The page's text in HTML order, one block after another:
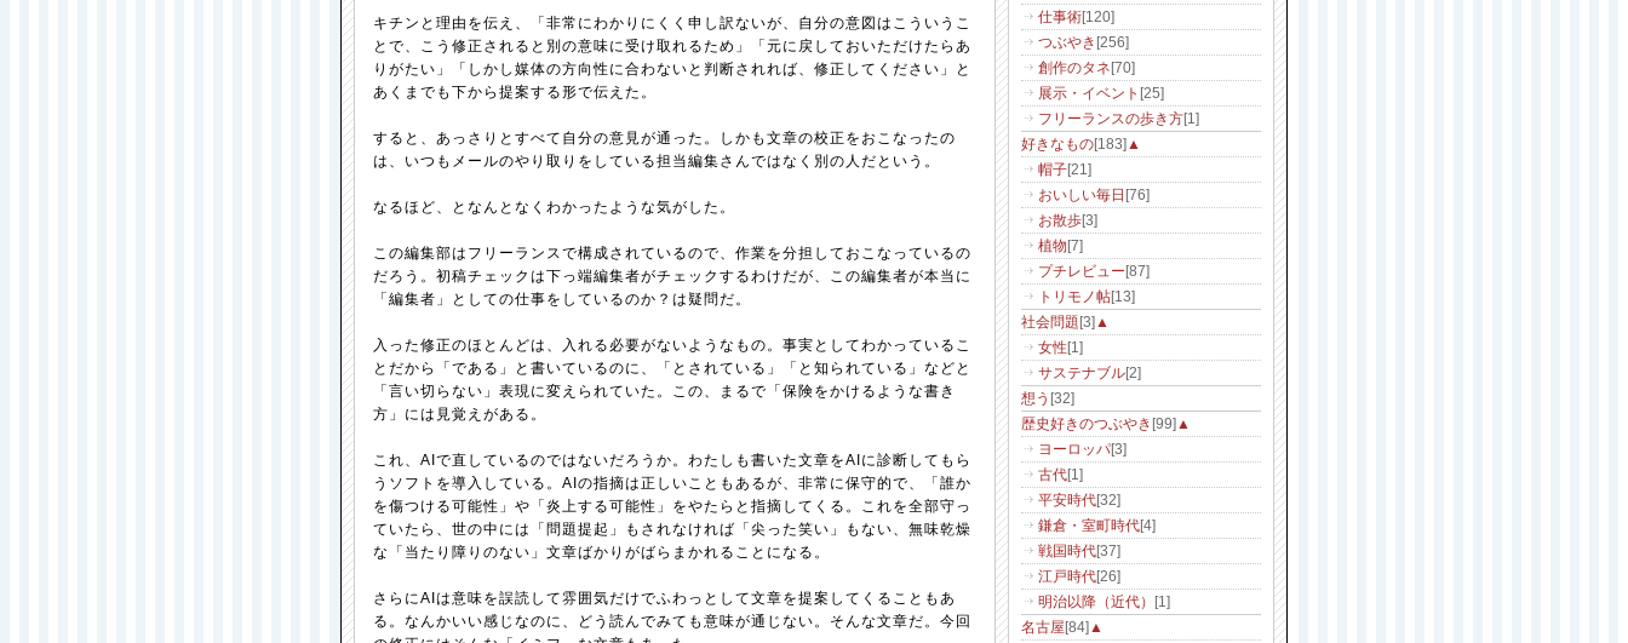
キチンと理由を伝え、「非常にわかりにくく申し訳ないが、自分の意図はこういうこ
とで、こう修正されると別の意味に受け取れるため」「元に戻しておいただけたらあ
りがたい」「しかし媒体の方向性に合わないと判断されれば、修正してください」と
あくまでも下から提案する形で伝えた。
すると、あっさりとすべて自分の意見が通った。しかも文章の校正をおこなったの
は、いつもメールのやり取りをしている担当編集さんではなく別の人だという。
なるほど、となんとなくわかったような気がした。
この編集部はフリーランスで構成されているので、作業を分担しておこなっているの
だろう。初稿チェックは下っ端編集者がチェックするわけだが、この編集者が本当に
「編集者」としての仕事をしているのか？は疑問だ。
入った修正のほとんどは、入れる必要がないようなもの。事実としてわかっているこ
とだから「である」と書いているのに、「とされている」「と知られている」などと
「言い切らない」表現に変えられていた。この、まるで「保険をかけるような書き
方」には見覚えがある。
これ、AIで直しているのではないだろうか。わたしも書いた文章をAIに診断してもら
うソフトを導入している。AIの指摘は正しいこともあるが、非常に保守的で、「誰か
を傷つける可能性」や「炎上する可能性」をやたらと指摘してくる。これを全部守っ
ていたら、世の中には「問題提起」もされなければ「尖った笑い」もない、無味乾燥
な「当たり障りのない」文章ばかりがばらまかれることになる。
さらにAIは意味を誤読して雰囲気だけでふわっとして文章を提案してくることもあ
る。なんかいい感じなのに、どう読んでみても意味が通じない。そんな文章だ。今回
仕事術[120]
つぶやき [256]
創作のタネ [70]
展示・イベント [25]
フリーランスの歩き方[1]
好きなもの[183] ▲
帽子[21]
おいしい毎日 [76]
お散歩[3]
植物 [7]
プチレビュー [87]
トリモノ帖[13]
社会問題 [3] ▲
女性 [1]
サステナブル[2]
想う [32]
歴史好きのつぶやき [99] ▲
ヨーロッパ[3]
古代[1]
平安時代[32]
鎌倉・室町時代[4]
戦国時代[37]
江戸時代[26]
明治以降（近代）
[1]
名古屋 [84] ▲